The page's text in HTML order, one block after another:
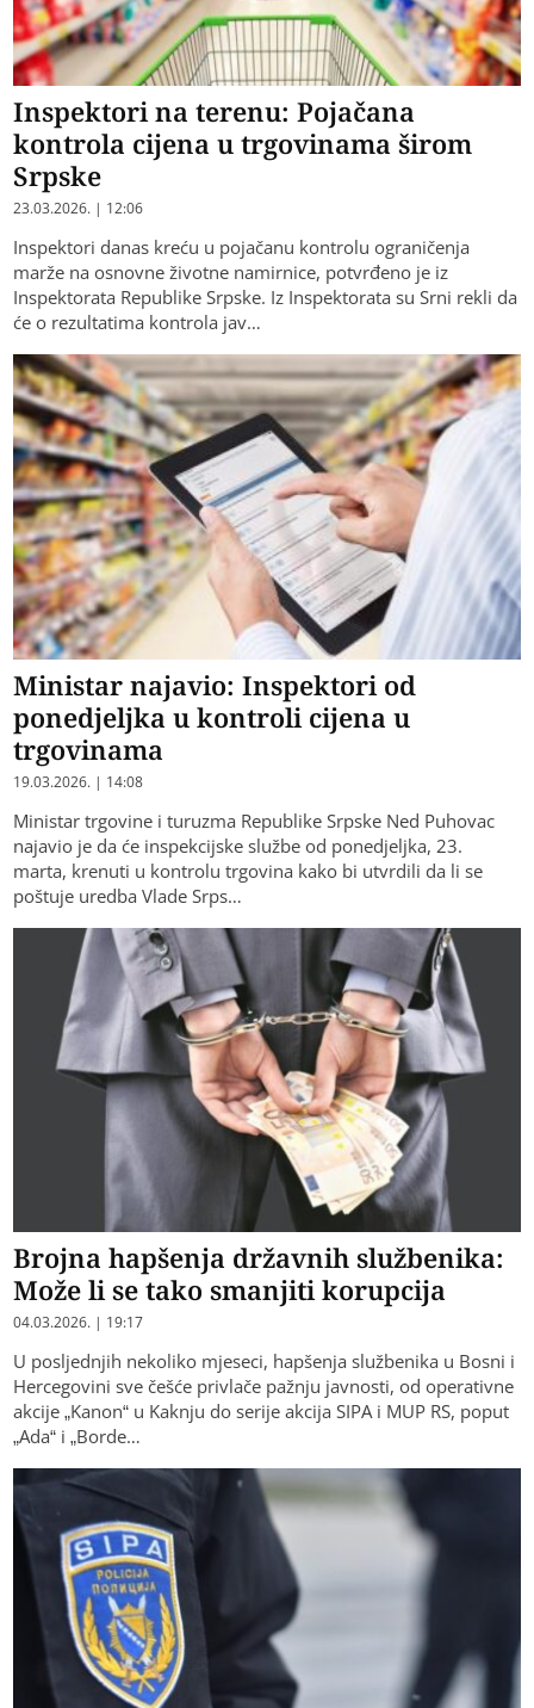
Inspektori na terenu: Pojačana
kontrola cijena u trgovinama širom
Srpske
23.03.2026. | 12:06
Inspektori danas kreću u pojačanu kontrolu ograničenja
marže na osnovne životne namirnice, potvrđeno je iz
Inspektorata Republike Srpske. Iz Inspektorata su Srni rekli da
će o rezultatima kontrola jav…
Ministar najavio: Inspektori od
ponedjeljka u kontroli cijena u
trgovinama
19.03.2026. | 14:08
Ministar trgovine i turuzma Republike Srpske Ned Puhovac
najavio je da će inspekcijske službe od ponedjeljka, 23.
marta, krenuti u kontrolu trgovina kako bi utvrdili da li se
poštuje uredba Vlade Srps…
Brojna hapšenja državnih službenika:
Može li se tako smanjiti korupcija
04.03.2026. | 19:17
U posljednjih nekoliko mjeseci, hapšenja službenika u Bosni i
Hercegovini sve češće privlače pažnju javnosti, od operativne
akcije „Kanon“ u Kaknju do serije akcija SIPA i MUP RS, poput
„Ada“ i „Borde…